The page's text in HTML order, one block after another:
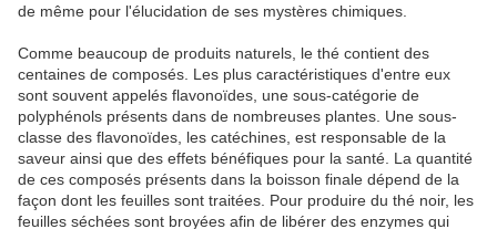
de même pour l'élucidation de ses mystères chimiques.
Comme beaucoup de produits naturels, le thé contient des
centaines de composés. Les plus caractéristiques d'entre eux
sont souvent appelés flavonoïdes, une sous-catégorie de
polyphénols présents dans de nombreuses plantes. Une sous-
classe des flavonoïdes, les catéchines, est responsable de la
saveur ainsi que des effets bénéfiques pour la santé. La quantité
de ces composés présents dans la boisson finale dépend de la
façon dont les feuilles sont traitées. Pour produire du thé noir, les
feuilles séchées sont broyées afin de libérer des enzymes qui